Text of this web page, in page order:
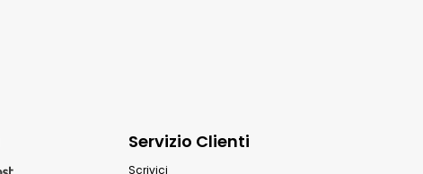
Servizio Clienti
Scrivici